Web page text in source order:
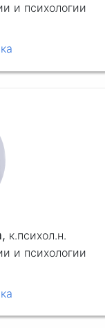
и психологии
к.психол.н.
и психологии